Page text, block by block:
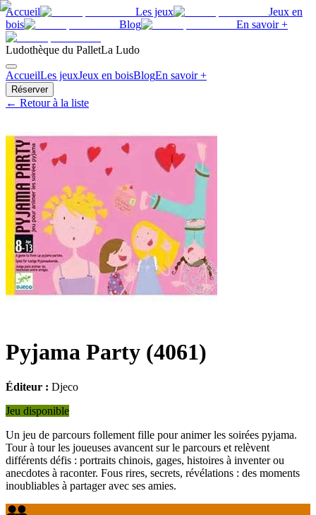
Accueil Les jeux
Jeux en
bois
Blog En savoir +
Ludothèque du PalletLa Ludo
AccueilLes jeuxJeux en boisBlogEn savoir +
Réserver
← Retour à la liste
Pyjama Party (4061)
Éditeur : Djeco
Jeu disponible
Un jeu de parcours follement fille pour animer les soirées pyjama.
Tour à tour les joueuses avancent sur le parcours et relèvent
différents défis : portraits chinois, gages, histoires à inventer ou
anecdotes à raconter. Fous rires, secrets, révélations : des moments
inoubliables à partager avec ses amies.